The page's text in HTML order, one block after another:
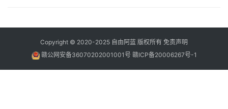
Copyright © 2020-2025 自由阿蓝 版权所有 免责声明
赣公网安备36070202001001号 赣ICP备20006267号-1